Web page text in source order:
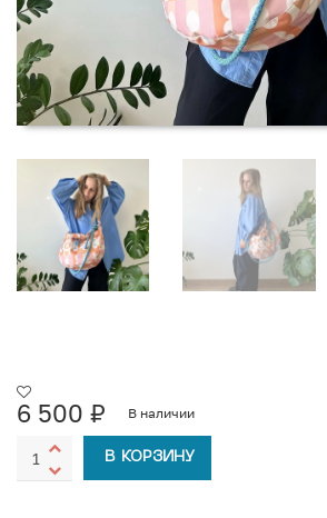
6 500 ₽ В наличии
В КОРЗИНУ